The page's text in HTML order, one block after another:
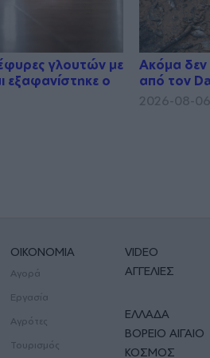
γλουτών με
εξαφανίστηκε ο
Ακόμα δεν
από τον
2026-08-
ΟΙΚΟΝΟΜΙΑ
Αγορά
Εργασία
Αγρότες
Τουρισμός
VIDEO
ΑΓΓΕΛΙΕΣ
ΕΛΛΑΔΑ
ΒΟΡΕΙΟ ΑΙΓΑΙΟ
ΚΟΣΜΟΣ